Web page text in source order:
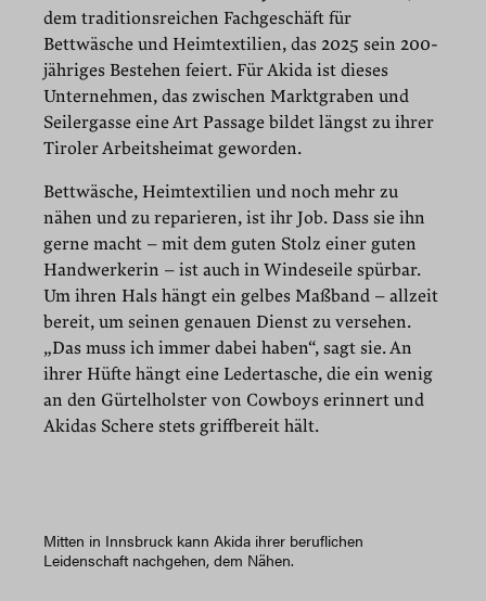
dem traditionsreichen Fachgeschäft für
Bettwäsche und Heimtextilien, das 2025 sein 200-
jähriges Bestehen feiert. Für Akida ist dieses
Unternehmen, das zwischen Marktgraben und
Seilergasse eine Art Passage bildet längst zu ihrer
Tiroler Arbeitsheimat geworden.
Bettwäsche, Heimtextilien und noch mehr zu
nähen und zu reparieren, ist ihr Job. Dass sie ihn
gerne macht – mit dem guten Stolz einer guten
Handwerkerin – ist auch in Windeseile spürbar.
Um ihren Hals hängt ein gelbes Maßband – allzeit
bereit, um seinen genauen Dienst zu versehen.
„Das muss ich immer dabei haben“, sagt sie. An
ihrer Hüfte hängt eine Ledertasche, die ein wenig
an den Gürtelholster von Cowboys erinnert und
Akidas Schere stets griffbereit hält.
Mitten in Innsbruck kann Akida ihrer beruflichen
Leidenschaft nachgehen, dem Nähen.